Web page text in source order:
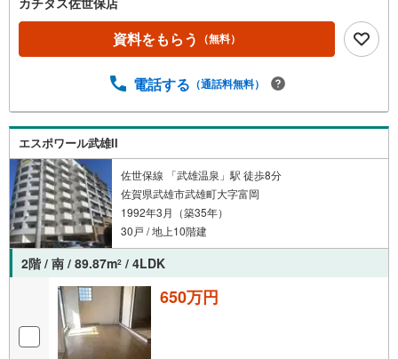
資料をもらう （無料）
電話する （通話料無料）
エスポワール武雄II
佐世保線 「武雄温泉」駅 徒歩8分
佐賀県武雄市武雄町大字富岡
1992年3月（築35年）
30戸 / 地上10階建
2階 / 南 / 89.87m2 / 4LDK
650万円